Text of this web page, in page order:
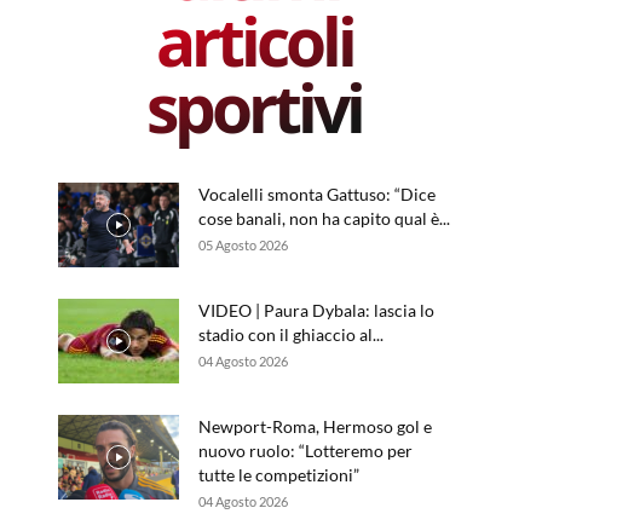
articoli
sportivi
Vocalelli smonta Gattuso: “Dice
cose banali, non ha capito qual è...
05 Agosto 2026
VIDEO | Paura Dybala: lascia lo
stadio con il ghiaccio al...
04 Agosto 2026
Newport-Roma, Hermoso gol e
nuovo ruolo: “Lotteremo per
tutte le competizioni”
04 Agosto 2026